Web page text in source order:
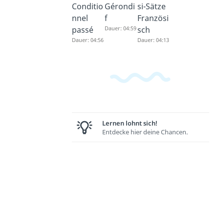
Conditio
nnel
passé
Dauer: 04:56
Gérondi
f
Dauer: 04:59
si-Sätze
Französi
sch
Dauer: 04:13
Lernen lohnt sich!
Entdecke hier deine Chancen.